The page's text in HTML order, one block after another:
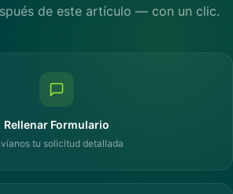
de este artículo — con un clic.
Rellenar Formulario
tu solicitud detallada